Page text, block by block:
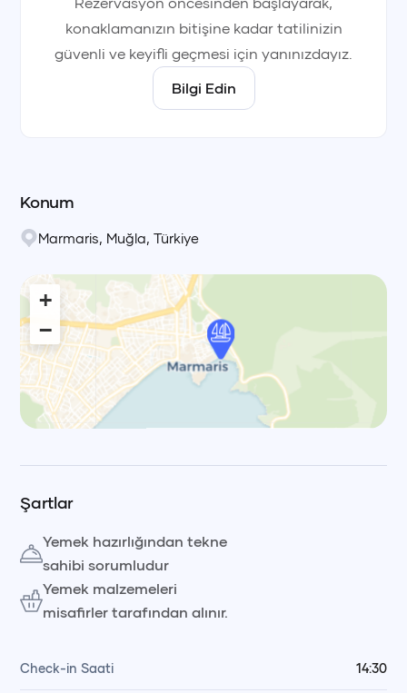
konaklamanızın bitişine kadar tatilinizin
güvenli ve keyifli geçmesi için yanınızdayız.
Bilgi Edin
Konum
Marmaris Muğla Türkiye
+
−
Şartlar
Yemek hazırlığından tekne
sahibi sorumludur
Yemek malzemeleri
misafirler tarafından alınır.
Check-in Saati 14:30